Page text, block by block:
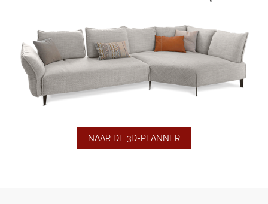
NAAR DE 3D-PLANNER